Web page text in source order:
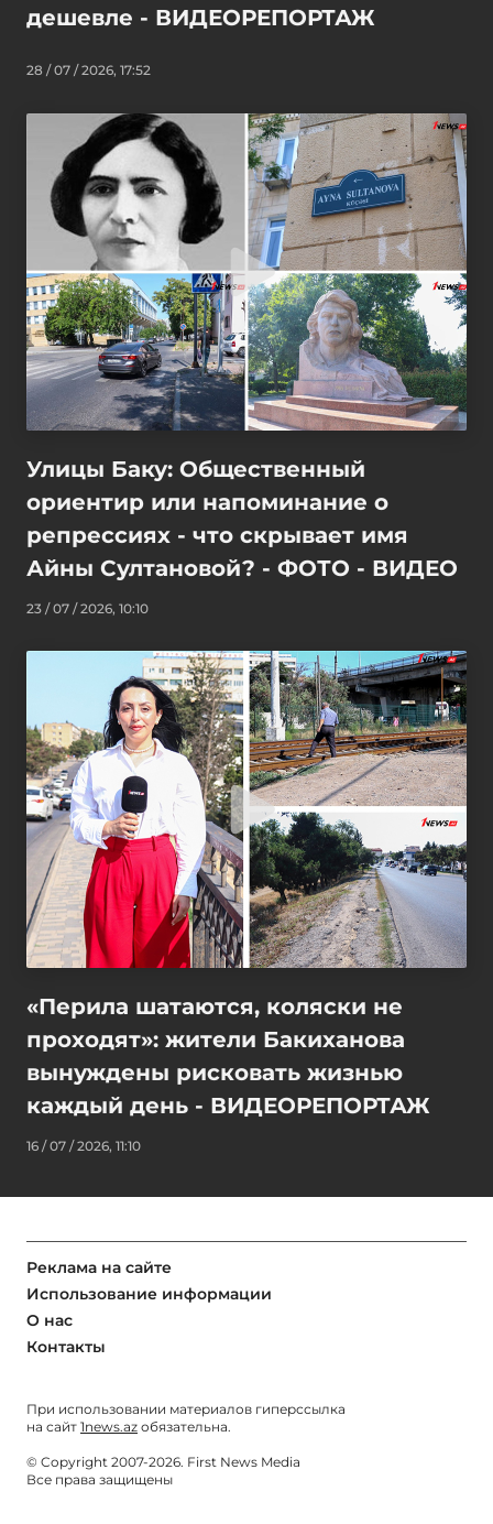
дешевле - ВИДЕОРЕПОРТАЖ
28 / 07 / 2026, 17:52
Улицы Баку: Общественный
ориентир или напоминание о
репрессиях - что скрывает имя
Айны Султановой? - ФОТО - ВИДЕО
23 / 07 / 2026, 10:10
«Перила шатаются, коляски не
проходят»: жители Бакиханова
вынуждены рисковать жизнью
каждый день - ВИДЕОРЕПОРТАЖ
16 / 07 / 2026, 11:10
Реклама на сайте
Использование информации
О нас
Контакты
При использовании материалов гиперссылка
на сайт 1news.az обязательна.
© Copyright 2007-2026. First News Media
Все права защищены